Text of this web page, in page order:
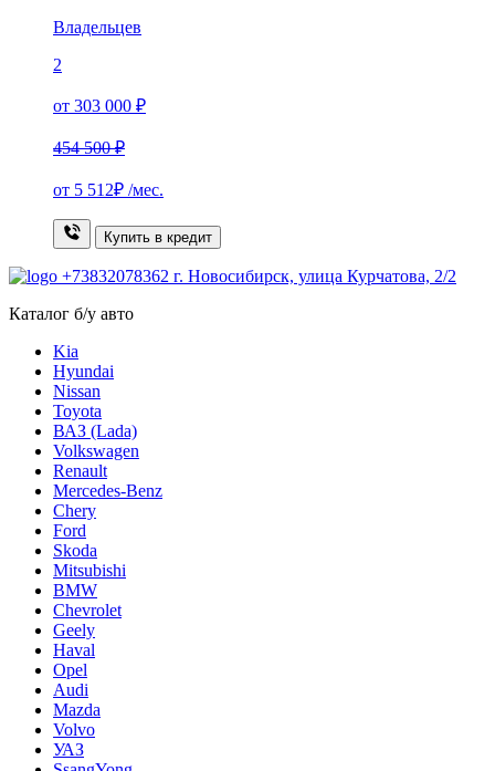
Владельцев
2
от 303 000 ₽
454 500 ₽
от 5 512₽ /мес.
Купить в кредит
+73832078362 г. Новосибирск, улица Курчатова, 2/2
Каталог б/у авто
Kia
Hyundai
Nissan
Toyota
ВАЗ (Lada)
Volkswagen
Renault
Mercedes-Benz
Chery
Ford
Skoda
Mitsubishi
BMW
Chevrolet
Geely
Haval
Opel
Audi
Mazda
Volvo
УАЗ